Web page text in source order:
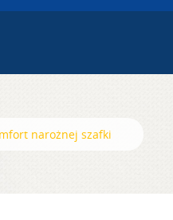
narożnej szafki